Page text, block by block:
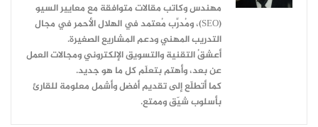
مهندس وكاتب مقالات متوافقة مع معايير السيو
(SEO)، ومُدرِّب مُعتمد في الهلال الأحمر في مجال
التدريب المهني ودعم المشاريع الصغيرة.
أعشقُ التقنية والتسويق الإلكتروني ومجالات العمل
عن بعد، وأهتم بتعلّم كل ما هو جديد.
كما أتطلّع إلى تقديم أفضل وأشمل معلومة للقارئ
بأسلوب شيّق وممتع.